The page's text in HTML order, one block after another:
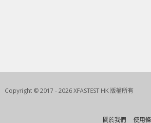
Copyright © 2017 - 2026 XFASTEST HK 版權所有
關於我們 使用